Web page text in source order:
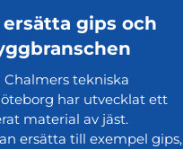
gips och
Chalmers tekniska
har utvecklat ett
material av jäst.
ersätta till exempel gips,